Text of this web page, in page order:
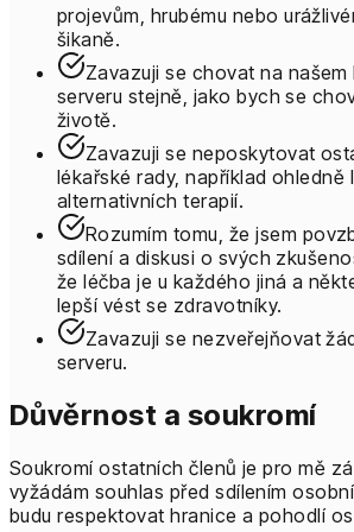
projevům, hrubému nebo
šikaně.
Zavazuji se chovat na našem
serveru stejně, jako bych se
životě.
Zavazuji se neposkytovat
lékařské rady, například ohledně
alternativních terapií.
Rozumím tomu, že jsem
sdílení a diskusi o svých
že léčba je u každého jiná a
lepší vést se zdravotníky.
Zavazuji se nezveřejňovat
serveru.
Důvěrnost a soukromí
Soukromí ostatních členů je pro mě
vyžádám souhlas před sdílením
budu respektovat hranice a pohodlí